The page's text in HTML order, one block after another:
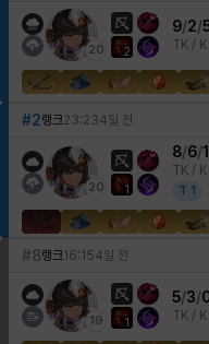
20 2
9/2/
TK /
#2랭크23:234일 전
20 1
8/6/1
TK /
T 1
#8랭크16:154일 전
19 1
5/3/
TK /